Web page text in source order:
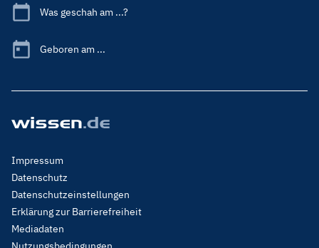
Was geschah am ...?
Geboren am ...
Footer
Menu
Legal
Impressum
Datenschutz
Datenschutzeinstellungen
Erklärung zur Barrierefreiheit
Mediadaten